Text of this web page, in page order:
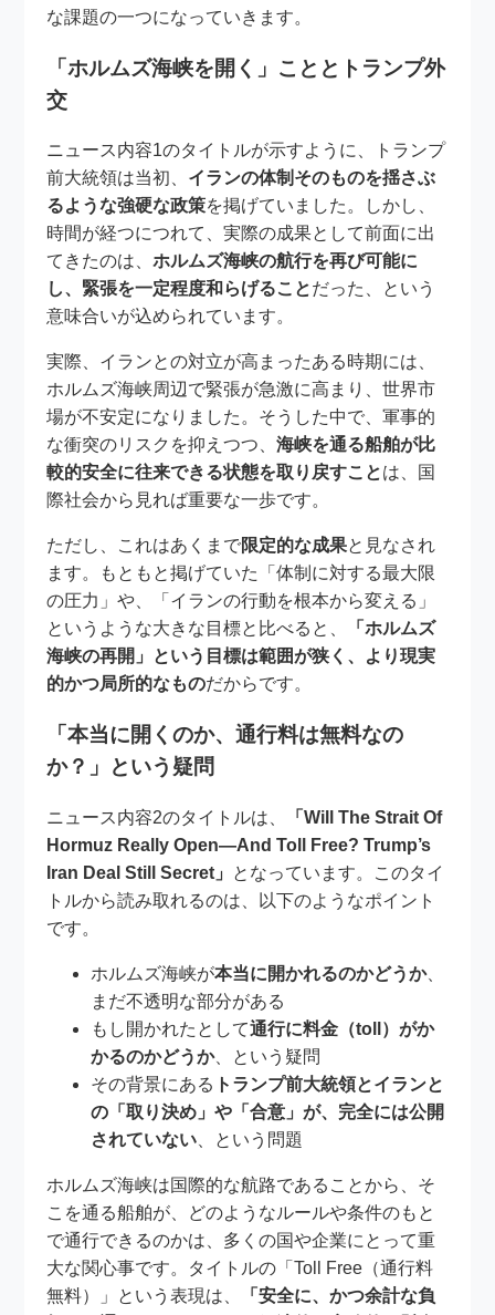
な課題の一つになっていきます。
「ホルムズ海峡を開く」こととトランプ外
交
ニュース内容1のタイトルが示すように、トランプ
前大統領は当初、 イランの体制そのものを揺さぶ
るような強硬な政策を掲げていました。しかし、
時間が経つにつれて、実際の成果として前面に出
てきたのは、ホルムズ海峡の航行を再び可能に
し、緊張を一定程度和らげることだった、という
意味合いが込められています。
実際、イランとの対立が高まったある時期には、
ホルムズ海峡周辺で緊張が急激に高まり、世界市
場が不安定になりました。そうした中で、軍事的
な衝突のリスクを抑えつつ、海峡を通る船舶が比
較的安全に往来できる状態を取り戻すことは、国
際社会から見れば重要な一歩です。
ただし、これはあくまで限定的な成果と見なされ
ます。もともと掲げていた「体制に対する最大限
の圧力」や、「イランの行動を根本から変える」
というような大きな目標と比べると、
「ホルムズ
海峡の再開」という目標は範囲が狭く、より現実
的かつ局所的なものだからです。
「本当に開くのか、通行料は無料なの
か？」という疑問
ニュース内容2のタイトルは、
「Will The Strait Of
Hormuz Really Open—And Toll Free? Trump’s
Iran Deal Still Secret」 となっています。このタイ
トルから読み取れるのは、以下のようなポイント
です。
ホルムズ海峡が本当に開かれるのかどうか、
まだ不透明な部分がある
もし開かれたとして通行に料金（toll）がか
かるのかどうか、という疑問
その背景にある トランプ前大統領とイランと
の「取り決め」や「合意」が、完全には公開
されていない 、という問題
ホルムズ海峡は国際的な航路であることから、そ
こを通る船舶が、どのようなルールや条件のもと
で通行できるのかは、多くの国や企業にとって重
大な関心事です。タイトルの「Toll Free（通行料
無料）」という表現は、
「安全に、かつ余計な負